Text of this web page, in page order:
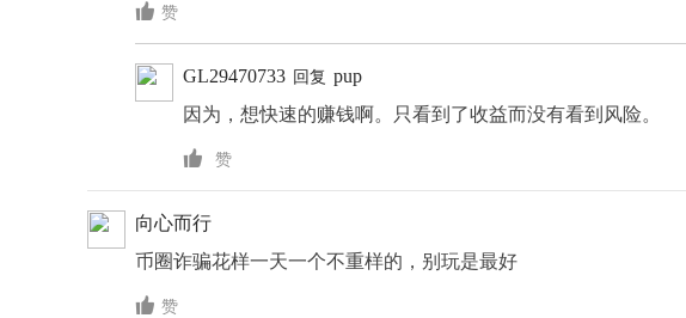
 赞
GL29470733 回复 pup
因为，想快速的赚钱啊。只看到了收益而没有看到风险。
 赞
向心而行
币圈诈骗花样一天一个不重样的，别玩是最好
 赞